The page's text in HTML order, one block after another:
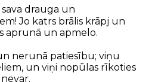
drauga un
Jo katrs brālis krāpj un
aprunā un apmelo.
nerunā patiesību; viņu
un viņi nopūlas rīkoties